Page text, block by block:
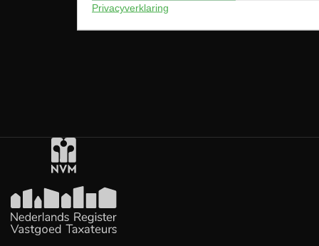
Privacyverklaring